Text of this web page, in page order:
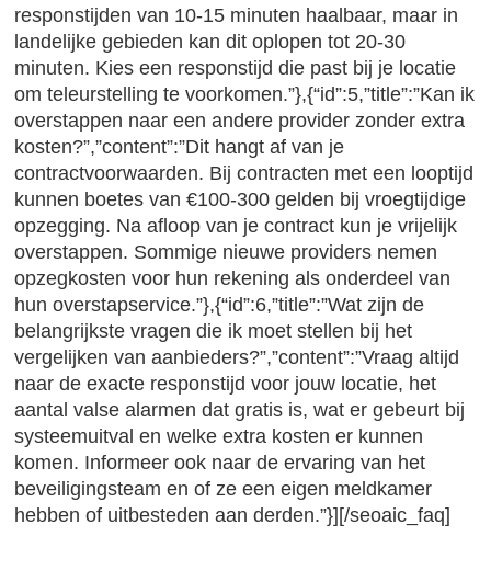
responstijden van 10-15 minuten haalbaar, maar in
landelijke gebieden kan dit oplopen tot 20-30
minuten. Kies een responstijd die past bij je locatie
om teleurstelling te voorkomen.”},{“id”:5,”title”:”Kan ik
overstappen naar een andere provider zonder extra
kosten?”,”content”:”Dit hangt af van je
contractvoorwaarden. Bij contracten met een looptijd
kunnen boetes van €100-300 gelden bij vroegtijdige
opzegging. Na afloop van je contract kun je vrijelijk
overstappen. Sommige nieuwe providers nemen
opzegkosten voor hun rekening als onderdeel van
hun overstapservice.”},{“id”:6,”title”:”Wat zijn de
belangrijkste vragen die ik moet stellen bij het
vergelijken van aanbieders?”,”content”:”Vraag altijd
naar de exacte responstijd voor jouw locatie, het
aantal valse alarmen dat gratis is, wat er gebeurt bij
systeemuitval en welke extra kosten er kunnen
komen. Informeer ook naar de ervaring van het
beveiligingsteam en of ze een eigen meldkamer
hebben of uitbesteden aan derden.”}][/seoaic_faq]